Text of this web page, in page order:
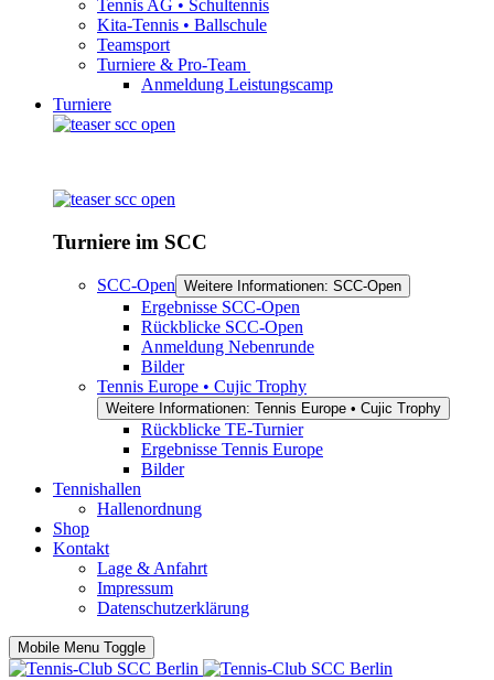
Tennis AG • Schultennis
Kita-Tennis • Ballschule
Teamsport
Turniere & Pro-Team
Anmeldung Leistungscamp
Turniere
Turniere im SCC
SCC-Open Weitere Informationen: SCC-Open
Ergebnisse SCC-Open
Rückblicke SCC-Open
Anmeldung Nebenrunde
Bilder
Tennis Europe • Cujic Trophy
Weitere Informationen: Tennis Europe • Cujic Trophy
Rückblicke TE-Turnier
Ergebnisse Tennis Europe
Bilder
Tennishallen
Hallenordnung
Shop
Kontakt
Lage & Anfahrt
Impressum
Datenschutzerklärung
Mobile Menu Toggle